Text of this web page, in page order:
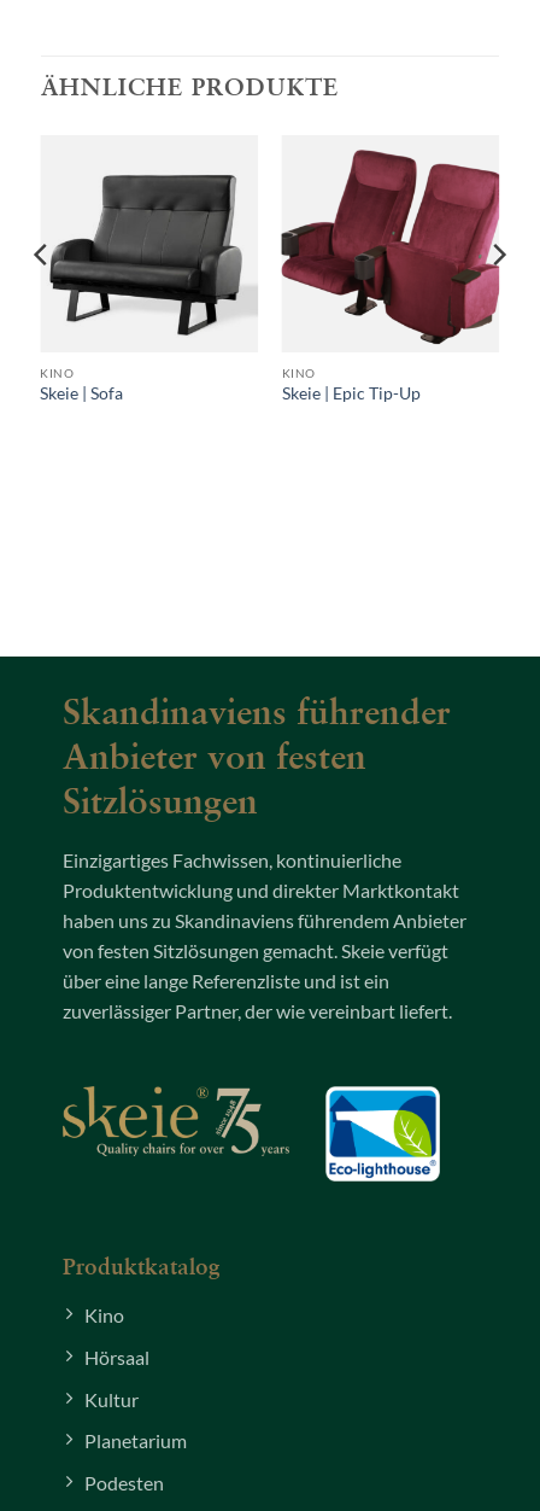
ÄHNLICHE PRODUKTE
KINO
Skeie | Sofa
KINO
Skeie | Epic Tip-Up
Skandinaviens führender
Anbieter von festen
Sitzlösungen
Einzigartiges Fachwissen, kontinuierliche
Produktentwicklung und direkter Marktkontakt
haben uns zu Skandinaviens führendem Anbieter
von festen Sitzlösungen gemacht. Skeie verfügt
über eine lange Referenzliste und ist ein
zuverlässiger Partner, der wie vereinbart liefert.
Produktkatalog
Kino
Hörsaal
Kultur
Planetarium
Podesten